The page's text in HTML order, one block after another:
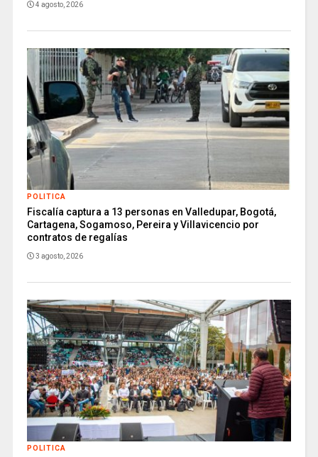
4 agosto, 2026
POLITICA
Fiscalía captura a 13 personas en Valledupar, Bogotá,
Cartagena, Sogamoso, Pereira y Villavicencio por
contratos de regalías
3 agosto, 2026
POLITICA